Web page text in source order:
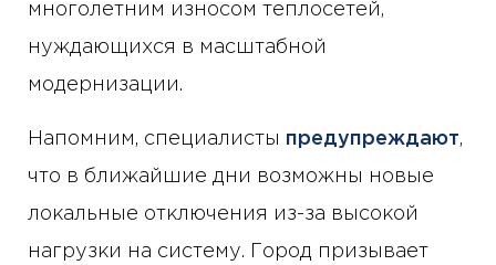
многолетним износом теплосетей,
нуждающихся в масштабной
модернизации.
Напомним, специалисты предупреждают,
что в ближайшие дни возможны новые
локальные отключения из-за высокой
нагрузки на систему. Город призывает